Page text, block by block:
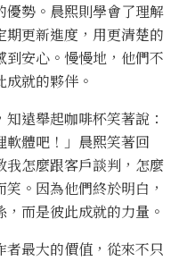
優勢。晨熙則學會了理解
更新進度，用更清楚的
安心。慢慢地，他們不
就的夥伴。
遠舉起咖啡杯笑著說：
軟體吧！」晨熙笑著回
我怎麼跟客戶談判，怎麼
。因為他們終於明白，
而是彼此成就的力量。
最大的價值，從來不只